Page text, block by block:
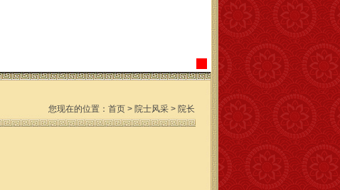
您现在的位置： 首页 > 院士风采 > 院长